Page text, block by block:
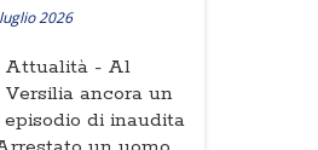
2026
Attualità - Al
Versilia ancora un
episodio di inaudita